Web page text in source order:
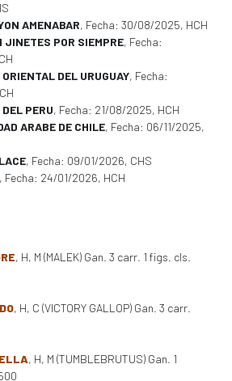
AMENABAR, Fecha: 30/08/2025, HCH
JINETES POR SIEMPRE, Fecha:
DEL URUGUAY, Fecha:
PERU, Fecha: 21/08/2025, HCH
ARABE DE CHILE, Fecha: 06/11/2025,
, Fecha: 09/01/2026, CHS
, Fecha: 24/01/2026, HCH
, H, M (MALEK) Gan. 3 carr. 1 figs. cls.
, H, C (VICTORY GALLOP) Gan. 3 carr.
, H, M (TUMBLEBRUTUS) Gan. 1